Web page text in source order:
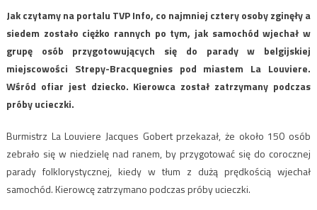
Jak czytamy na portalu TVP Info, co najmniej cztery osoby zginęły a
siedem zostało ciężko rannych po tym, jak samochód wjechał w
grupę osób przygotowujących się do parady w belgijskiej
miejscowości Strepy-Bracquegnies pod miastem La Louviere.
Wśród ofiar jest dziecko. Kierowca został zatrzymany podczas
próby ucieczki.
Burmistrz La Louviere Jacques Gobert przekazał, że około 150 osób
zebrało się w niedzielę nad ranem, by przygotować się do corocznej
parady folklorystycznej, kiedy w tłum z dużą prędkością wjechał
samochód. Kierowcę zatrzymano podczas próby ucieczki.